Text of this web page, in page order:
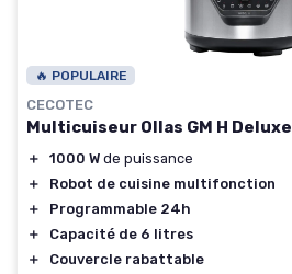
🔥 POPULAIRE
CECOTEC
Multicuiseur Ollas GM H Deluxe
＋ 1000 W de puissance
＋
Robot de cuisine multifonction
＋
Programmable 24h
＋
Capacité de 6 litres
＋
Couvercle rabattable